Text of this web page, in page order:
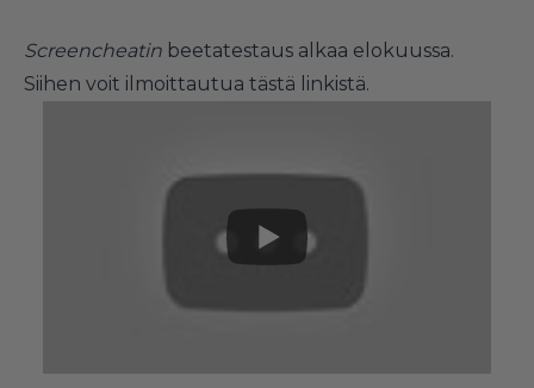
Screencheatin beetatestaus alkaa elokuussa.
Siihen voit ilmoittautua tästä linkistä.